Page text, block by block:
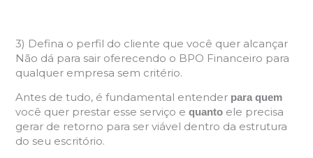
3) Defina o perfil do cliente que você quer alcançar
Não dá para sair oferecendo o BPO Financeiro para
qualquer empresa sem critério.
Antes de tudo, é fundamental entender para quem
você quer prestar esse serviço e quantoele precisa
gerar de retorno para ser viável dentro da estrutura
do seu escritório.